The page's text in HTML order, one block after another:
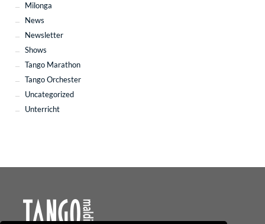
Milonga
News
Newsletter
Shows
Tango Marathon
Tango Orchester
Uncategorized
Unterricht